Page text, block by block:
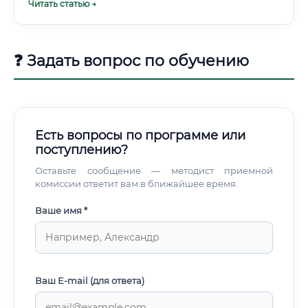
биоинформатики и разработки мРНК-препаратов. Важно
сертификаций.
Читать статью →
❓ Задать вопрос по обучению
Есть вопросы по программе или
поступлению?
Оставьте сообщение — методист приемной
комиссии ответит вам в ближайшее время.
Ваше имя *
Ваш E-mail (для ответа)